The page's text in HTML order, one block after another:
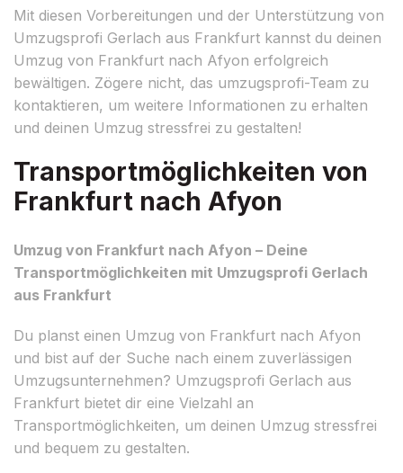
Mit diesen Vorbereitungen und der Unterstützung von
Umzugsprofi Gerlach aus Frankfurt kannst du deinen
Umzug von Frankfurt nach Afyon erfolgreich
bewältigen. Zögere nicht, das umzugsprofi-Team zu
kontaktieren, um weitere Informationen zu erhalten
und deinen Umzug stressfrei zu gestalten!
Transportmöglichkeiten von
Frankfurt nach Afyon
Umzug von Frankfurt nach Afyon – Deine
Transportmöglichkeiten mit Umzugsprofi Gerlach
aus Frankfurt
Du planst einen Umzug von Frankfurt nach Afyon
und bist auf der Suche nach einem zuverlässigen
Umzugsunternehmen? Umzugsprofi Gerlach aus
Frankfurt bietet dir eine Vielzahl an
Transportmöglichkeiten, um deinen Umzug stressfrei
und bequem zu gestalten.